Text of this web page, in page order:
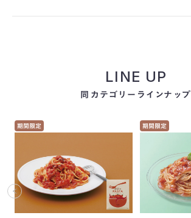
LINE UP
同カテゴリーラインナップ
期間限定 期間限定